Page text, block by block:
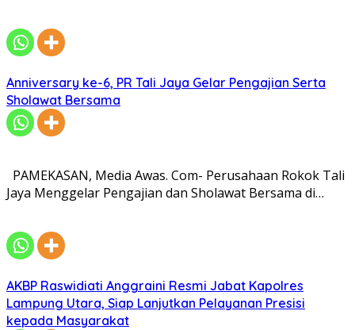
Anniversary ke-6, PR Tali Jaya Gelar Pengajian Serta
Sholawat Bersama
PAMEKASAN, Media Awas. Com- Perusahaan Rokok Tali
Jaya Menggelar Pengajian dan Sholawat Bersama di…
AKBP Raswidiati Anggraini Resmi Jabat Kapolres
Lampung Utara, Siap Lanjutkan Pelayanan Presisi
kepada Masyarakat